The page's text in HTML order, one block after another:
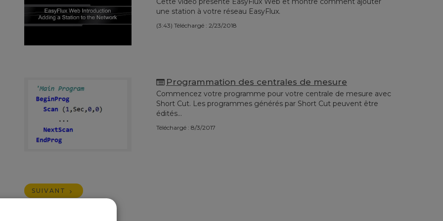
une station à votre réseau EasyFlux.
(3:43) Téléchargé : 2/23/2018
Programmation des centrales de mesure
Commencez votre programme pour votre centrale de mesure avec
Short Cut. Les programmes générés par Short Cut peuvent être
édités...
Téléchargé : 8/3/2017
SUIVANT